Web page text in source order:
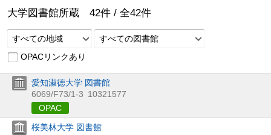
大学図書館所蔵 42件 / 全42件
すべての地域
すべての図書館
OPACリンクあり
愛知淑徳大学 図書館
6069/F73/1-3 10321577
OPAC
桜美林大学 図書館